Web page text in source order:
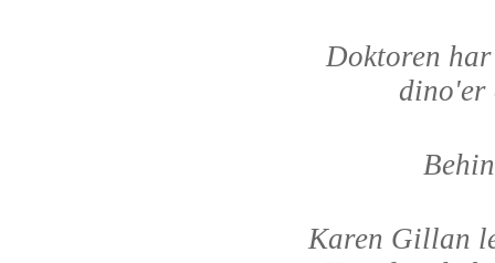
Doktoren
dino'er
Karen Gillan